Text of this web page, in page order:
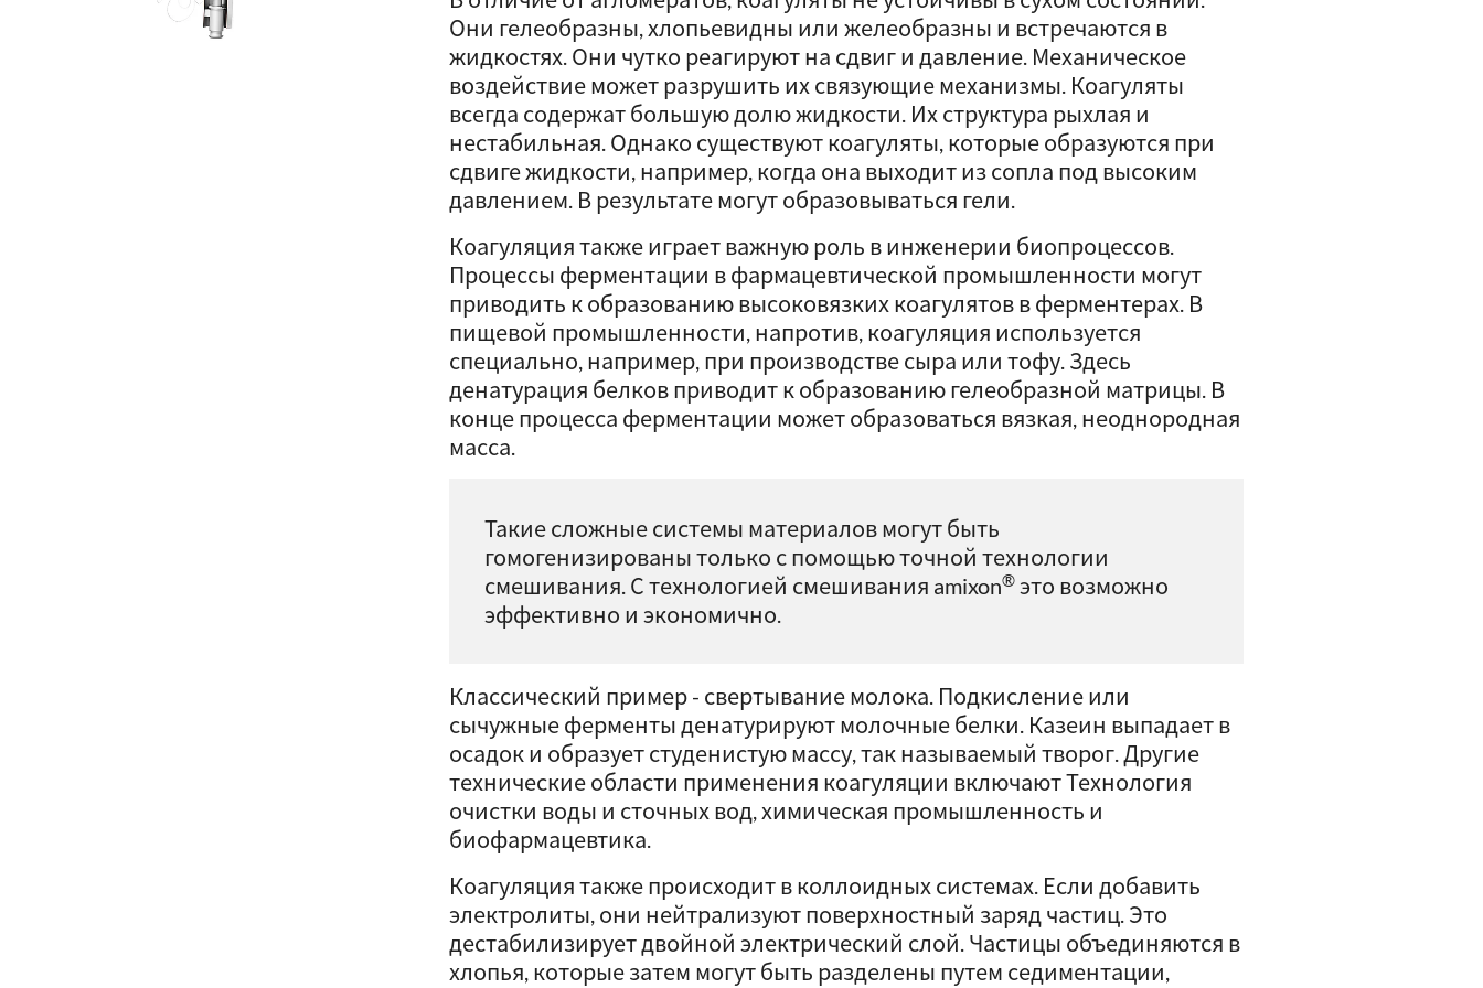
Они гелеобразны, хлопьевидны или желеобразны и встречаются в
жидкостях. Они чутко реагируют на сдвиг и давление. Механическое
воздействие может разрушить их связующие механизмы. Коагуляты
всегда содержат большую долю жидкости. Их структура рыхлая и
нестабильная. Однако существуют коагуляты, которые образуются при
сдвиге жидкости, например, когда она выходит из сопла под высоким
давлением. В результате могут образовываться гели.
Коагуляция также играет важную роль в инженерии биопроцессов.
Процессы ферментации в фармацевтической промышленности могут
приводить к образованию высоковязких коагулятов в ферментерах. В
пищевой промышленности, напротив, коагуляция используется
специально, например, при производстве сыра или тофу. Здесь
денатурация белков приводит к образованию гелеобразной матрицы. В
конце процесса ферментации может образоваться вязкая, неоднородная
масса.
Такие сложные системы материалов могут быть
гомогенизированы только с помощью точной технологии
смешивания. С технологией смешивания amixon® это возможно
эффективно и экономично.
Классический пример - свертывание молока. Подкисление или
сычужные ферменты денатурируют молочные белки. Казеин выпадает в
осадок и образует студенистую массу, так называемый творог. Другие
технические области применения коагуляции включают Технология
очистки воды и сточных вод, химическая промышленность и
биофармацевтика.
Коагуляция также происходит в коллоидных системах. Если добавить
электролиты, они нейтрализуют поверхностный заряд частиц. Это
дестабилизирует двойной электрический слой. Частицы объединяются в
хлопья, которые затем могут быть разделены путем седиментации,